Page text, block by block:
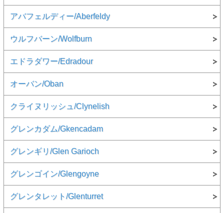
アバフェルディー/Aberfeldy
ウルフバーン/Wolfburn
エドラダワー/Edradour
オーバン/Oban
クライヌリッシュ/Clynelish
グレンカダム/Gkencadam
グレンギリ/Glen Garioch
グレンゴイン/Glengoyne
グレンタレット/Glenturret